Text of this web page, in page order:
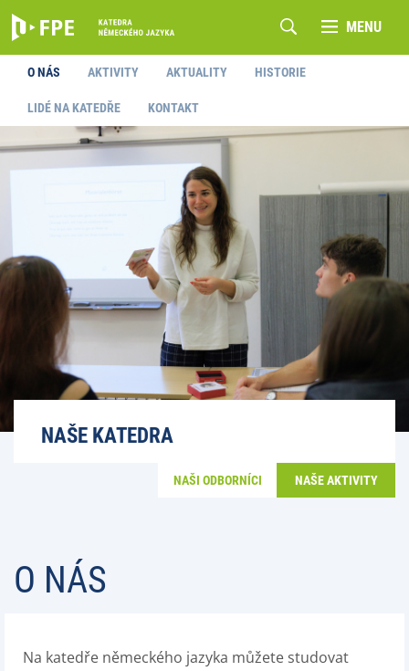
MENU
O NÁS AKTIVITY AKTUALITY HISTORIE
LIDÉ NA KATEDŘE KONTAKT
NAŠE KATEDRA
NAŠE AKTIVITY
NAŠI ODBORNÍCI
O NÁS
Na katedře německého jazyka můžete studovat